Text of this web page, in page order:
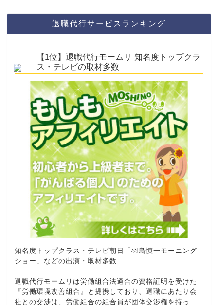
退職代行サービスランキング
【1位】退職代行モームリ 知名度トップクラ
ス・テレビの取材多数
知名度トップクラス・テレビ朝日「羽鳥慎一モーニング
ショー」などの出演・取材多数
退職代行モームリは労働組合法適合の資格証明を受けた
『労働環境改善組合』と提携しており、退職にあたり会
社との交渉は、労働組合の組合員が団体交渉権を持っ